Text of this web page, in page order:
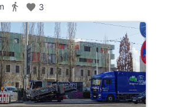
directions_walk favorite 3